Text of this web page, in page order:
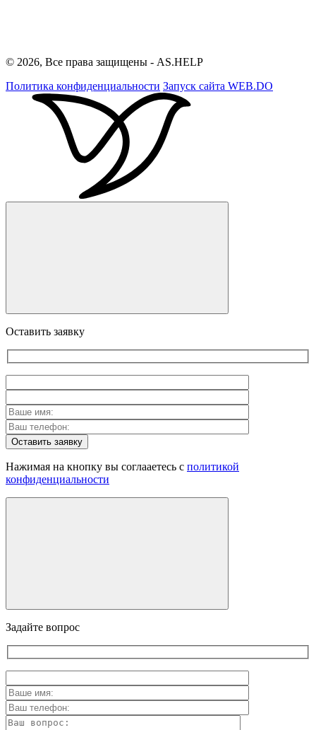
© 2026, Все права защищены - AS.HELP
Политика конфиденциальности Запуск сайта WEB.DO
Оставить заявку
Оставить заявку
Нажимая на кнопку вы соглааетесь с политикой
конфиденциальности
Задайте вопрос